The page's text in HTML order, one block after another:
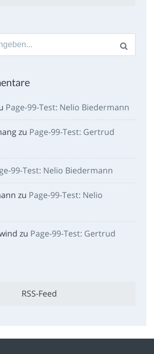
Page-99-Test: Nelio Biedermann
zu Page-99-Test: Gertrud
99-Test: Nelio Biedermann
zu Page-99-Test: Nelio
zu Page-99-Test: Gertrud
RSS-Feed